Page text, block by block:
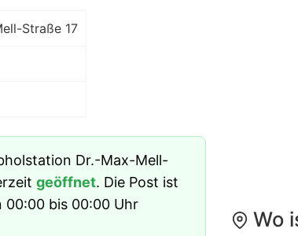
Straße 17
Dr.-Max-Mell-
geöffnet. Die Post ist
bis 00:00 Uhr
Wo